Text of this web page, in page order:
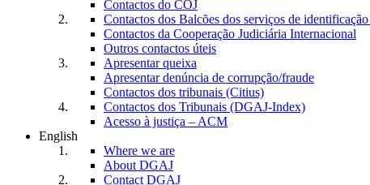
Contactos do COJ
Contactos dos Balcões dos serviços de
Contactos da Cooperação Judiciária Internacional
Outros contactos úteis
Apresentar queixa
Apresentar denúncia de corrupção/fraude
Contactos dos tribunais (Citius)
Contactos dos Tribunais (DGAJ-Index)
Acesso à justiça – ACM
English
Where we are
About DGAJ
Contact DGAJ